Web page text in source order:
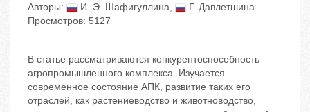
Авторы:
И. Э. Шафигуллина,
Г. Давлетшина
Просмотров: 5127
В статье рассматриваются конкурентоспособность
агропромышленного комплекса. Изучается
современное состояние АПК, развитие таких его
отраслей, как растениеводство и животноводство,